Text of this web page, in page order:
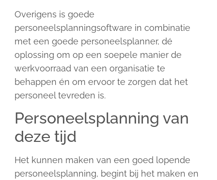
Overigens is goede
personeelsplanningsoftware in combinatie
met een goede personeelsplanner, dé
oplossing om op een soepele manier de
werkvoorraad van een organisatie te
behappen én om ervoor te zorgen dat het
personeel tevreden is.
Personeelsplanning van
deze tijd
Het kunnen maken van een goed lopende
personeelsplanning, begint bij het maken en